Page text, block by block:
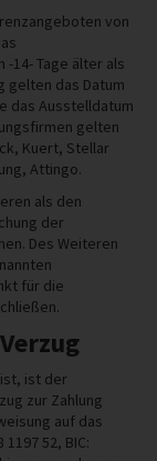
von
14- Tage älter als
gelten das Datum
das Ausstelldatum
gelten
Kuert, Stellar
Attingo.
als den
der
Des Weiteren
für die
ist der
zur Zahlung
auf das
1197 52, BIC: